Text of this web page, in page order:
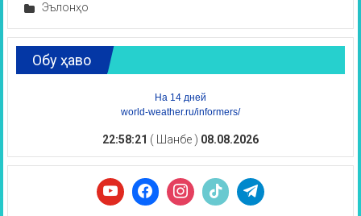
Эълонҳо
Обу ҳаво
На 14 дней
world-weather.ru/informers/
22:58:22 ( Шанбе ) 08.08.2026